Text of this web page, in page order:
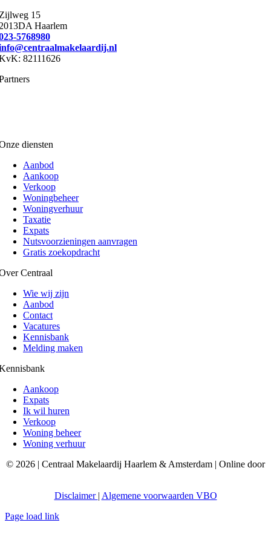
15
Haarlem
5768980
82111626
diensten
Aanbod
Aankoop
Verkoop
Woningbeheer
Woningverhuur
Taxatie
Expats
Nutsvoorzieningen aanvragen
Gratis zoekopdracht
Centraal
Wie wij zijn
Aanbod
Contact
Vacatures
Kennisbank
Melding maken
Aankoop
Expats
Ik wil huren
Verkoop
Woning beheer
Woning verhuur
© 2026 | Centraal Makelaardij Haarlem & Amsterdam | Online door
Disclaimer | Algemene voorwaarden VBO
Page load link